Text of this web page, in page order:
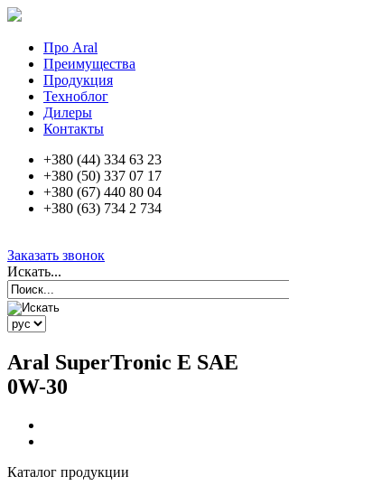
Про Aral
Преимущества
Продукция
Техноблог
Дилеры
Контакты
+380 (44) 334 63 23
+380 (50) 337 07 17
+380 (67) 440 80 04
+380 (63) 734 2 734
Заказать звонок
Искать...
Aral SuperTronic E SAE
0W-30
Каталог продукции